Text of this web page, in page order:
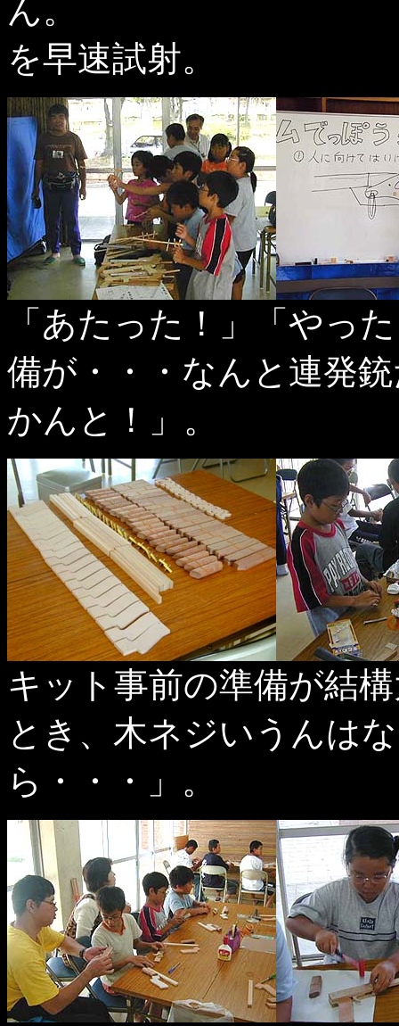
ん。 自作の
を早速試射。
「あたった！」「やっ
備が・・・なんと連発
かんと！」。
キット事前の準備が結
とき、木ネジいうんは
ら・・・」。